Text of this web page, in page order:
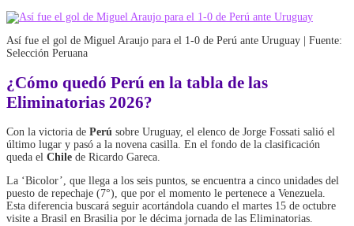
Así fue el gol de Miguel Araujo para el 1-0 de Perú ante Uruguay | Fuente:
Selección Peruana
¿Cómo quedó Perú en la tabla de las
Eliminatorias 2026?
Con la victoria de Perú sobre Uruguay, el elenco de Jorge Fossati salió el
último lugar y pasó a la novena casilla. En el fondo de la clasificación
queda el Chile de Ricardo Gareca.
La ‘Bicolor’, que llega a los seis puntos, se encuentra a cinco unidades del
puesto de repechaje (7°), que por el momento le pertenece a Venezuela.
Esta diferencia buscará seguir acortándola cuando el martes 15 de octubre
visite a Brasil en Brasilia por le décima jornada de las Eliminatorias.